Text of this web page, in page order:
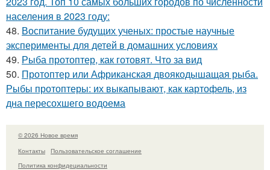
населения в 2023 году:
48. Воспитание будущих ученых: простые научные
эксперименты для детей в домашних условиях
49. Рыба протоптер, как готовят. Что за вид
50. Протоптер или Африканская двоякодышащая рыба.
Рыбы протоптеры: их выкапывают, как картофель, из
дна пересохшего водоема
© 2026 Новое время
Контакты
Пользовательское соглашение
Политика конфидециальности